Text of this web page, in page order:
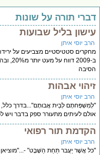
תורה על שונות
בליל שבועות
יוסי איתן
סטטיסטיים מצביעים על ירידה
אבהות
יוסי איתן
לְבֵית אֲבותָם"...בדרך כלל,
לעיתים מתעורר ספק בדבר ויש לכך
תור רפואי
יוסי איתן
אֲשֶׁר יַעֲבר תַּחַת הַשָּׁבֶט" -..."מוציאן